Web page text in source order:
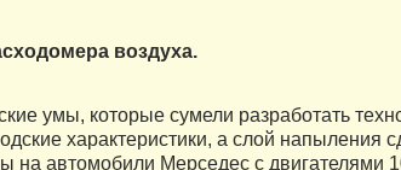
воздуха.
умы, которые сумели разработать
характеристики, а слой напыления
автомобили Мерседес с двигателями